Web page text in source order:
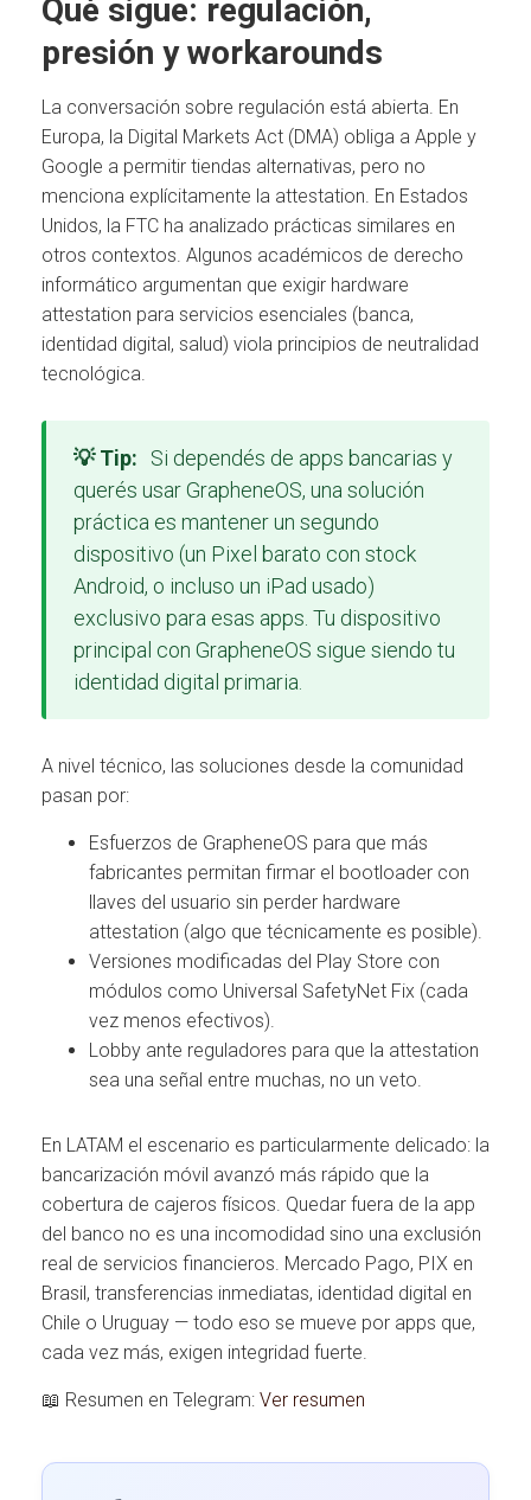
Qué sigue: regulación,
presión y workarounds
La conversación sobre regulación está abierta. En
Europa, la Digital Markets Act (DMA) obliga a Apple y
Google a permitir tiendas alternativas, pero no
menciona explícitamente la attestation. En Estados
Unidos, la FTC ha analizado prácticas similares en
otros contextos. Algunos académicos de derecho
informático argumentan que exigir hardware
attestation para servicios esenciales (banca,
identidad digital, salud) viola principios de neutralidad
tecnológica.
💡 Tip:
Si dependés de apps bancarias y
querés usar GrapheneOS, una solución
práctica es mantener un segundo
dispositivo (un Pixel barato con stock
Android, o incluso un iPad usado)
exclusivo para esas apps. Tu dispositivo
principal con GrapheneOS sigue siendo tu
identidad digital primaria.
A nivel técnico, las soluciones desde la comunidad
pasan por:
Esfuerzos de GrapheneOS para que más
fabricantes permitan firmar el bootloader con
llaves del usuario sin perder hardware
attestation (algo que técnicamente es posible).
Versiones modificadas del Play Store con
módulos como Universal SafetyNet Fix (cada
vez menos efectivos).
Lobby ante reguladores para que la attestation
sea una señal entre muchas, no un veto.
En LATAM el escenario es particularmente delicado: la
bancarización móvil avanzó más rápido que la
cobertura de cajeros físicos. Quedar fuera de la app
del banco no es una incomodidad sino una exclusión
real de servicios financieros. Mercado Pago, PIX en
Brasil, transferencias inmediatas, identidad digital en
Chile o Uruguay — todo eso se mueve por apps que,
cada vez más, exigen integridad fuerte.
📖 Resumen en Telegram: Ver resumen